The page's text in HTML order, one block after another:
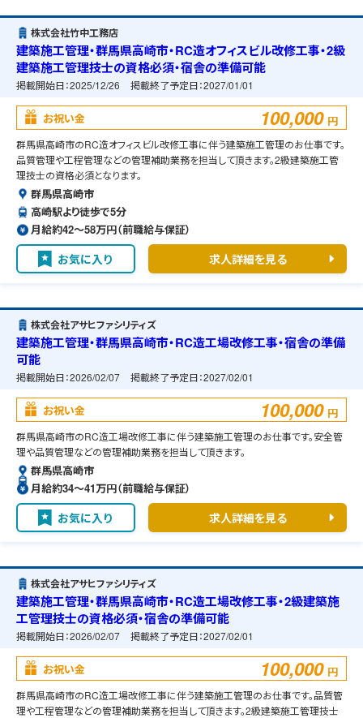
株式会社竹中工務店
建築施工管理・群馬県高崎市・RC造オフィスビル改修工事・2級
建築施工管理技士の資格必須・宿舎の準備可能
掲載開始日：2025/12/26 掲載終了予定日：2027/01/01
お祝い金 100,000 円
群馬県高崎市のRC造オフィスビル改修工事に伴う建築施工管理のお仕事です。
品質管理や工程管理などの管理補助業務を担当して頂きます。2級建築施工管
理技士の資格必須となります。
群馬県高崎市
高崎駅より徒歩で5分
月給約42〜58万円（前職給与保証）
お気に入り 求人詳細を見る
株式会社アサヒファシリティズ
建築施工管理・群馬県高崎市・RC造工場改修工事・宿舎の準備
可能
掲載開始日：2026/02/07 掲載終了予定日：2027/02/01
お祝い金 100,000 円
群馬県高崎市のRC造工場改修工事に伴う建築施工管理のお仕事です。安全管
理や品質管理などの管理補助業務を担当して頂きます。
群馬県高崎市
月給約34〜41万円（前職給与保証）
お気に入り 求人詳細を見る
株式会社アサヒファシリティズ
建築施工管理・群馬県高崎市・RC造工場改修工事・2級建築施
工管理技士の資格必須・宿舎の準備可能
掲載開始日：2026/02/07 掲載終了予定日：2027/02/01
お祝い金 100,000 円
群馬県高崎市のRC造工場改修工事に伴う建築施工管理のお仕事です。品質管
理や工程管理などの管理補助業務を担当して頂きます。2級建築施工管理技士